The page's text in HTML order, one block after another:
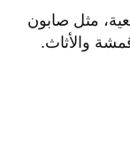
مثل صابون
والأثاث.